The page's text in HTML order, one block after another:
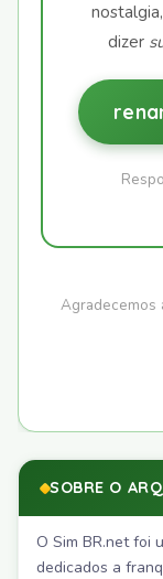
dizer
Agradecemos
SOBRE O
O Sim BR.net foi
dedicados a